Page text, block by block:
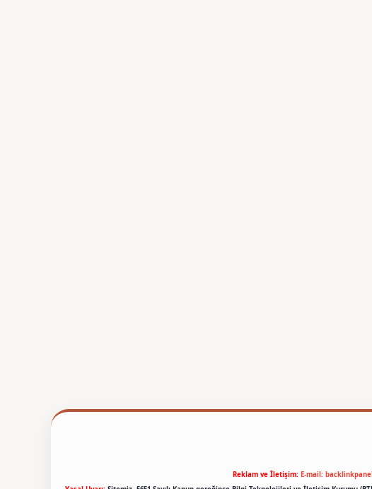
Reklam ve İletişim: E-mail: